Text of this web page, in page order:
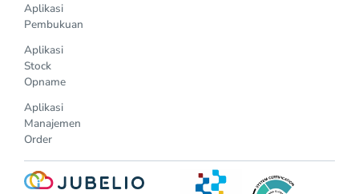
Aplikasi
Pembukuan
Aplikasi
Stock
Opname
Aplikasi
Manajemen
Order